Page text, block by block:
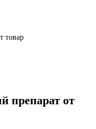
товар
препарат от